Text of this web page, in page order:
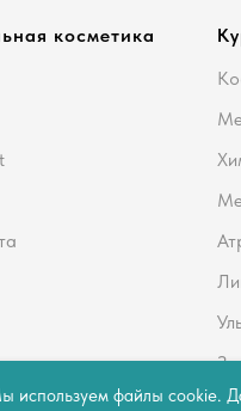
косметика
используем файлы cookie.